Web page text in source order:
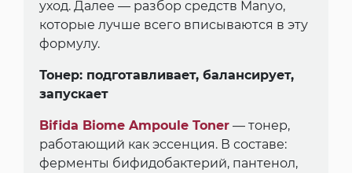
уход. Далее — разбор средств Manyo,
которые лучше всего вписываются в эту
формулу.
Тонер: подготавливает, балансирует,
запускает
Bifida Biome Ampoule Toner — тонер,
работающий как эссенция. В составе:
ферменты бифидобактерий, пантенол,